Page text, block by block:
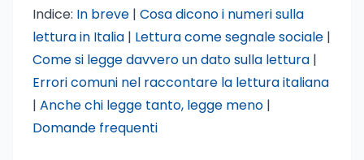
Indice: In breve | Cosa dicono i numeri sulla
lettura in Italia | Lettura come segnale sociale |
Come si legge davvero un dato sulla lettura |
Errori comuni nel raccontare la lettura italiana
| Anche chi legge tanto, legge meno |
Domande frequenti